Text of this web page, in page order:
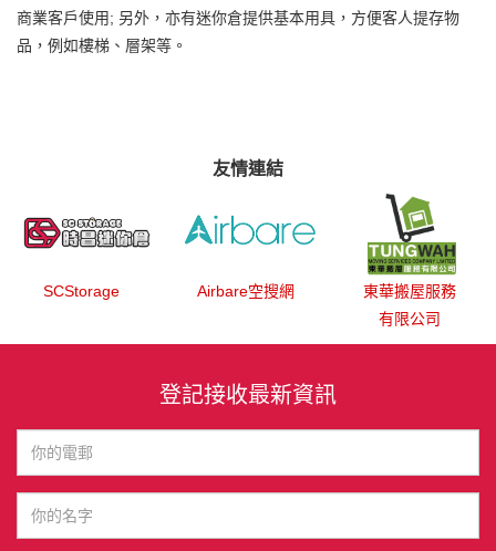
商業客戶使用; 另外，亦有迷你倉提供基本用具，方便客人提存物
品，例如樓梯、層架等。
友情連結
SCStorage Airbare空搜網
東華搬屋服務
有限公司
登記接收最新資訊